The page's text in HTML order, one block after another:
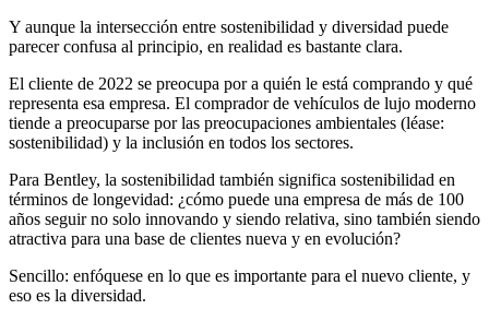
Y aunque la intersección entre sostenibilidad y diversidad puede
parecer confusa al principio, en realidad es bastante clara.
El cliente de 2022 se preocupa por a quién le está comprando y qué
representa esa empresa. El comprador de vehículos de lujo moderno
tiende a preocuparse por las preocupaciones ambientales (léase:
sostenibilidad) y la inclusión en todos los sectores.
Para Bentley, la sostenibilidad también significa sostenibilidad en
términos de longevidad: ¿cómo puede una empresa de más de 100
años seguir no solo innovando y siendo relativa, sino también siendo
atractiva para una base de clientes nueva y en evolución?
Sencillo: enfóquese en lo que es importante para el nuevo cliente, y
eso es la diversidad.